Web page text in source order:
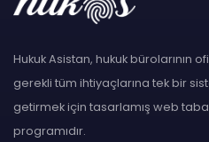
Hukuk Asistan, hukuk bürolarının
gerekli tüm ihtiyaçlarına tek bir
getirmek için tasarlamış web
programıdır.